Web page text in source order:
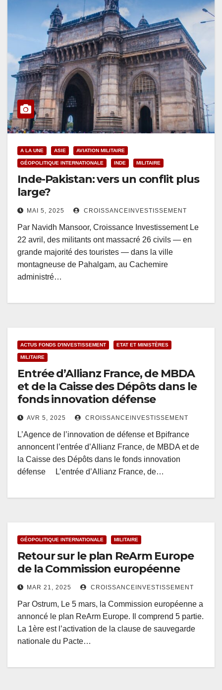
A LA UNE ASIE AVIATION MILITAIRE
GÉOPOLITIQUE INTERNATIONALE INDE MILITAIRE
Inde-Pakistan: vers un conflit plus
large?
MAI 5, 2025 CROISSANCEINVESTISSEMENT
Par Navidh Mansoor, Croissance Investissement Le
22 avril, des militants ont massacré 26 civils — en
grande majorité des touristes — dans la ville
montagneuse de Pahalgam, au Cachemire
administré…
ACTUS FONDS D'INVESTISSEMENT ETAT ET MINISTÈRES
MILITAIRE
Entrée d’Allianz France, de MBDA
et de la Caisse des Dépôts dans le
fonds innovation défense
AVR 5, 2025 CROISSANCEINVESTISSEMENT
L’Agence de l’innovation de défense et Bpifrance
annoncent l’entrée d’Allianz France, de MBDA et de
la Caisse des Dépôts dans le fonds innovation
défense L’entrée d’Allianz France, de…
GÉOPOLITIQUE INTERNATIONALE MILITAIRE
Retour sur le plan ReArm Europe
de la Commission européenne
MAR 21, 2025 CROISSANCEINVESTISSEMENT
Par Ostrum, Le 5 mars, la Commission européenne a
annoncé le plan ReArm Europe. Il comprend 5 partie.
La 1ère est l’activation de la clause de sauvegarde
nationale du Pacte…